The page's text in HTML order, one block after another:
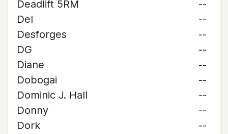
Deadlift 5RM
--
Del
--
Desforges
--
DG
--
Diane
--
Dobogai
--
Dominic J. Hall
--
Donny
--
Dork
--